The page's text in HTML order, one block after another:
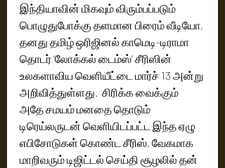
இந்தியாவின் மிகவும் விரும்பப்படும்
பொழுதுபோக்கு தளமான பிரைம் வீடியோ,
தனது தமிழ் ஒரிஜினல் காமெடி-டிராமா
தொடர் ‘லோக்கல் டைம்ஸ்’ சீரிஸின்
உலகளாவிய வெளியீட்டை மார்ச் 13 அன்று
அறிவித்துள்ளது.  சிரிக்க வைக்கும்
அதே சமயம் மனதை தொடும்
டிரெய்லருடன் வெளியிடப்பட்ட இந்த ஏழு
எபிசோடுகள் கொண்ட சீரிஸ், வேகமாக
மாறிவரும் டிஜிட்டல் செய்தி சூழலில் தன்